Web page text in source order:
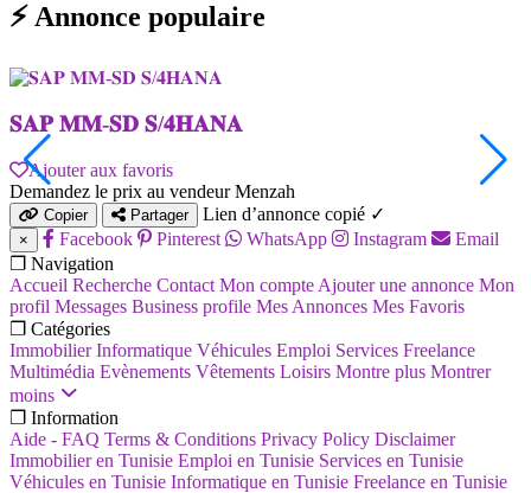
⚡ Annonce populaire
𝐒𝐀𝐏 𝐌𝐌-𝐒𝐃 𝐒/𝟒𝐇𝐀𝐍𝐀
Ajouter aux favoris
Demandez le prix au vendeurMenzah
Copier Partager Lien d’annonce copié ✓
× Facebook Pinterest WhatsApp Instagram
Email
❐ Navigation
Accueil Recherche Contact Mon compte Ajouter une annonce Mon
profil Messages Business profile Mes Annonces Mes Favoris
❐ Catégories
Immobilier Informatique Véhicules Emploi Services Freelance
Multimédia Evènements Vêtements Loisirs Montre plus Montrer
moins
❐ Information
Aide - FAQ Terms & Conditions Privacy Policy Disclaimer
Immobilier en Tunisie Emploi en Tunisie Services en Tunisie
Véhicules en Tunisie Informatique en Tunisie Freelance en Tunisie